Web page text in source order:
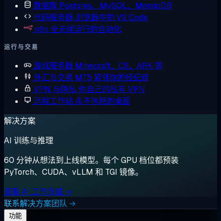
数据库 Postgres、MySQL、MongoDB
代码服务器 浏览器中的 VS Code
n8n 全天候运行的自动化
运行与交易
游戏服务器 Minecraft、CS、ARK 等
外汇与交易 MT5 紧邻你的经纪商
VPN 与隐私 你自己的私有 VPN
远程工作站 永不休眠的桌面
解决方案
AI 训练与推理
60 分钟从想法到上线模型。每个 GPU 档位都预装
PyTorch、CUDA、vLLM 和 TGI 镜像。
查看 AI 工作负载 →
联系解决方案团队 →